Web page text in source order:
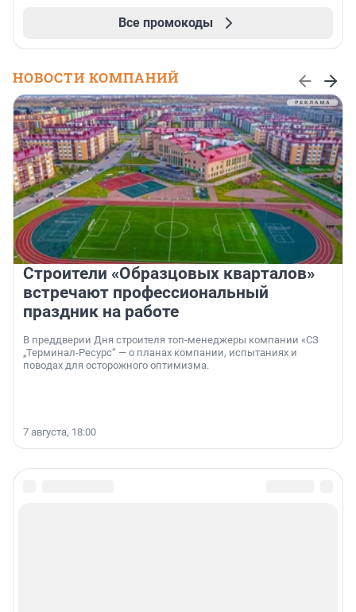
Все промокоды
НОВОСТИ КОМПАНИЙ
Строители «Образцовых кварталов»
встречают профессиональный
праздник на работе
В преддверии Дня строителя топ-менеджеры компании «СЗ
„Терминал-Ресурс“ — о планах компании, испытаниях и
поводах для осторожного оптимизма.
7 августа, 18:00